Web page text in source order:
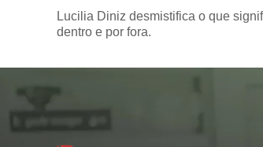
Lucilia Diniz desmistifica o que
dentro e por fora.